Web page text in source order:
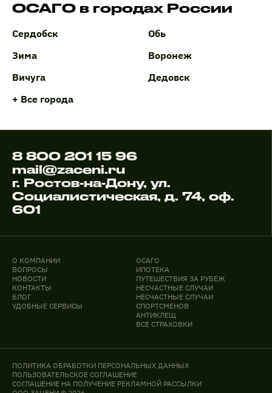
ОСАГО в городах России
Сердобск
Обь
Зима
Воронеж
Вичуга
Дедовск
+ Все города
8 800 201 15 96
mail@zaceni.ru
г. Ростов-на-Дону, ул.
Социалистическая, д. 74, оф.
601
О КОМПАНИИ
ВОПРОСЫ
НОВОСТИ
КОНТАКТЫ
БЛОГ
УДОБНЫЕ СЕРВИСЫ
ОСАГО
ИПОТЕКА
ПУТЕШЕСТВИЯ ЗА РУБЕЖ
НЕСЧАСТНЫЕ СЛУЧАИ
НЕСЧАСТНЫЕ СЛУЧАИ
СПОРТСМЕНОВ
АНТИКЛЕЩ
ВСЕ СТРАХОВКИ
ПОЛИТИКА ОБРАБОТКИ ПЕРСОНАЛЬНЫХ ДАННЫХ
ПОЛЬЗОВАТЕЛЬСКОЕ СОГЛАШЕНИЕ
СОГЛАШЕНИЕ НА ПОЛУЧЕНИЕ РЕКЛАМНОЙ РАССЫЛКИ